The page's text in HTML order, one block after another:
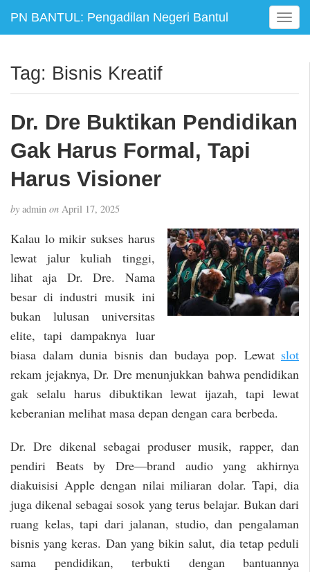
PN BANTUL: Pengadilan Negeri Bantul
T
o
e
a
o
n
Tag: Bisnis Kreatif
Dr. Dre Buktikan Pendidikan
Gak Harus Formal, Tapi
Harus Visioner
by admin on April 17, 2025
Kalau lo mikir sukses harus
lewat jalur kuliah tinggi,
lihat aja Dr. Dre. Nama
besar di industri musik ini
bukan lulusan universitas
elite, tapi dampaknya luar
biasa dalam dunia bisnis dan budaya pop. Lewat slot
rekam jejaknya, Dr. Dre menunjukkan bahwa pendidikan
gak selalu harus dibuktikan lewat ijazah, tapi lewat
keberanian melihat masa depan dengan cara berbeda.
Dr. Dre dikenal sebagai produser musik, rapper, dan
pendiri Beats by Dre—brand audio yang akhirnya
diakuisisi Apple dengan nilai miliaran dolar. Tapi, dia
juga dikenal sebagai sosok yang terus belajar. Bukan dari
ruang kelas, tapi dari jalanan, studio, dan pengalaman
bisnis yang keras. Dan yang bikin salut, dia tetap peduli
sama pendidikan, terbukti dengan bantuannya